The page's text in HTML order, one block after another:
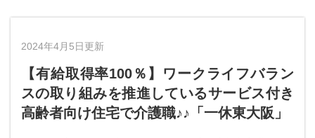
2024年4月5日更新
【有給取得率100％】ワークライフバラン
スの取り組みを推進しているサービス付き
高齢者向け住宅で介護職♪♪「一休東大阪」